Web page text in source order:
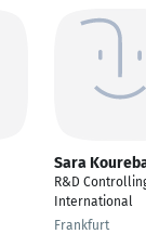
Sara
R&D
International
Frankfurt